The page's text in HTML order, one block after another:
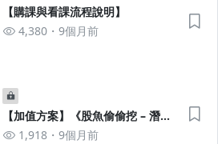
【購課與看課流程說明】
4,380
9個月前
【加值方案】《股魚偷偷挖 – 潛力
股機密筆記》 免費訂閱 1 個月｜領
1,918 9個月前